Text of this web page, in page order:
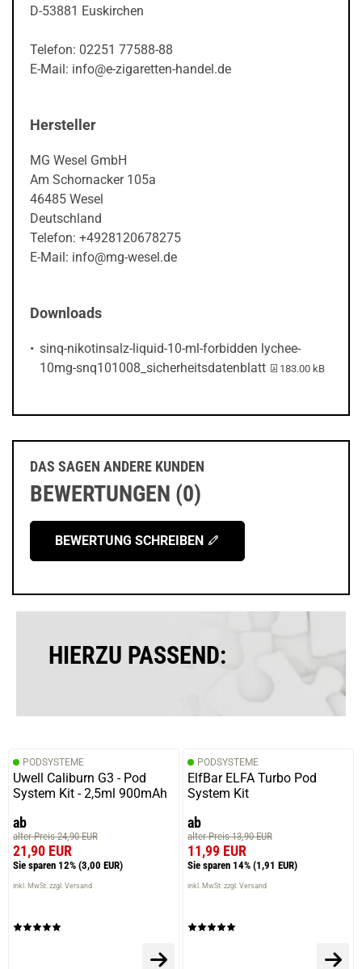
D-53881 Euskirchen
Telefon: 02251 77588-88
E-Mail: info@e-zigaretten-handel.de
Hersteller
MG Wesel GmbH
Am Schornacker 105a
46485 Wesel
Deutschland
Telefon: +4928120678275
E-Mail: info@mg-wesel.de
Downloads
sinq-nikotinsalz-liquid-10-ml-forbidden lychee-
10mg-snq101008_sicherheitsdatenblatt
PDF-Datei:
183.00 kB
DAS SAGEN ANDERE KUNDEN
BEWERTUNGEN (0)
BEWERTUNG SCHREIBEN
HIERZU PASSEND:
PODSYSTEME
Uwell Caliburn G3 - Pod
System Kit - 2,5ml 900mAh
ab
alter Preis 24,90 EUR
21,90 EUR
Sie sparen 12% (3,00 EUR)
inkl. MwSt. zzgl. Versand
PODSYSTEME
ElfBar ELFA Turbo Pod
System Kit
ab
alter Preis 13,90 EUR
11,99 EUR
Sie sparen 14% (1,91 EUR)
inkl. MwSt. zzgl. Versand